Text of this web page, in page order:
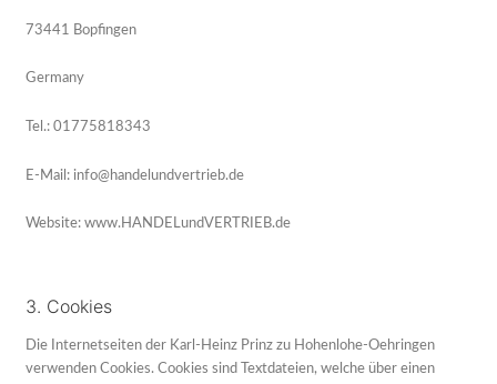
73441 Bopfingen
Germany
Tel.: 01775818343
E-Mail: info@handelundvertrieb.de
Website: www.HANDELundVERTRIEB.de
3. Cookies
Die Internetseiten der Karl-Heinz Prinz zu Hohenlohe-Oehringen
verwenden Cookies. Cookies sind Textdateien, welche über einen